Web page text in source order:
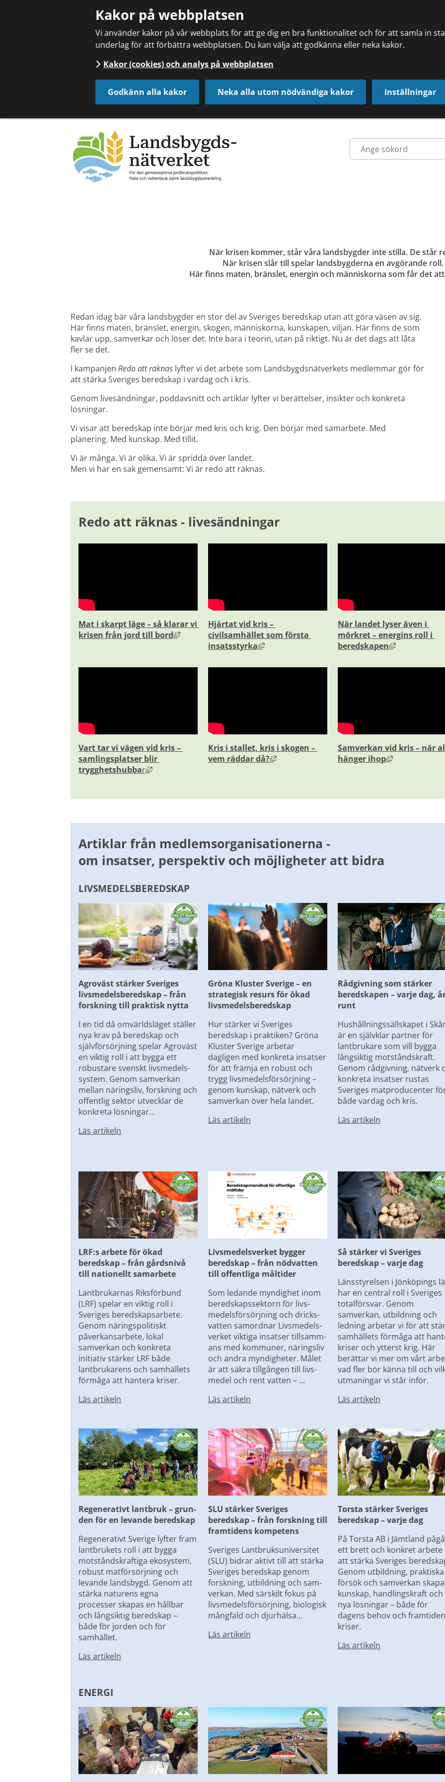
Kakor på webbplatsen
Vi använder kakor på vår webbplats för att ge dig en bra funktionalitet och för att samla in
underlag för att förbättra webbplatsen. Du kan välja att godkänna eller neka kakor.
Kakor (cookies) och analys på webbplatsen
Godkänn alla kakor Neka alla utom nödvändiga kakor Inställningar
När krisen kommer, står våra landsbygder inte stilla. De står
När krisen slår till spelar landsbygderna en avgörande roll.
Här finns maten, bränslet, energin och människorna som får det
Redan idag bär våra landsbygder en stor del av Sveriges beredskap utan att göra väsen av sig.
Här finns maten, bränslet, energin, skogen, människorna, kunskapen, viljan. Här finns de som
kavlar upp, samverkar och löser det. Inte bara i teorin, utan på riktigt. Nu är det dags att låta
fler se det.
I kampanjen Redo att räknas lyfter vi det arbete som Landsbygdsnätverkets medlemmar gör för
att stärka Sveriges beredskap i vardag och i kris.
Genom livesändningar, poddavsnitt och artiklar lyfter vi berättelser, insikter och konkreta
lösningar.
Vi visar att beredskap inte börjar med kris och krig. Den börjar med samarbete. Med
planering. Med kunskap. Med tillit.
Vi är många. Vi är olika. Vi är spridda över landet.
Men vi har en sak gemensamt: Vi är redo att räknas.
Redo att räknas - livesändningar
Mat i skarpt läge – så klarar vi
krisen från jord till bord
Länk till annan webbplats, öppnas i nytt fönster.
Hjärtat vid kris –
civilsamhället som första
insatsstyrka
Länk till annan webbplats, öppnas i nytt fönster.
När landet lyser även i
mörkret – energins roll i
beredskapen
Länk till
Vart tar vi vägen vid kris –
samlingsplatser blir
trygghetshubbar Länk till annan webbplats, öppnas i nytt fönster.
Kris i stallet, kris i skogen –
vem räddar då? Länk till annan webbplats, öppnas i nytt
Samverkan vid kris – när
hänger ihop Länk till
Artiklar från medlemsorganisationerna -
om insatser, perspektiv och möjligheter att bidra
LIVSMEDELSBEREDSKAP
Agroväst stärker Sveriges
livsmedelsberedskap – från
forskning till praktisk nytta
I en tid då omvärldsläget ställer
nya krav på beredskap och
självförsörjning spelar Agroväst
en viktig roll i att bygga ett
robustare svenskt livsmedels-
system. Genom samverkan
mellan näringsliv, forskning och
offentlig sektor utvecklar de
konkreta lösningar...
Läs artikeln
Gröna Kluster Sverige – en
strategisk resurs för ökad
livsmedelsberedskap
Hur stärker vi Sveriges
beredskap i praktiken? Gröna
Kluster Sverige arbetar
dagligen med konkreta insatser
för att främja en robust och
trygg livsmedelsförsörjning –
genom kunskap, nätverk och
samverkan över hela landet.
Läs artikeln
Rådgivning som stärker
beredskapen – varje dag,
runt
Hushållningssällskapet i
är en självklar partner för
lantbrukare som vill bygga
långsiktig motståndskraft.
Genom rådgivning, nätverk
konkreta insatser rustas
Sveriges matproducenter
både vardag och kris.
Läs artikeln
LRF:s arbete för ökad
beredskap – från gårdsnivå
till nationellt samarbete
Lantbrukarnas Riksförbund
(LRF) spelar en viktig roll i
Sveriges beredskapsarbete.
Genom näringspolitiskt
påverkansarbete, lokal
samverkan och konkreta
initiativ stärker LRF både
lantbrukarens och samhällets
förmåga att hantera kriser.
Läs artikeln
Livsmedelsverket bygger
beredskap – från nödvatten
till offentliga måltider
Som ledande myndighet inom
beredskapssektorn för livs-
medelsförsörjning och dricks-
vatten samordnar Livsmedels-
verket viktiga insatser tillsamm-
ans med kommuner, näringsliv
och andra myndigheter. Målet
är att säkra tillgången till livs-
medel och rent vatten – ...
Läs artikeln
Så stärker vi Sveriges
beredskap – varje dag
Länsstyrelsen i Jönköpings
har en central roll i Sveriges
totalförsvar. Genom
samverkan, utbildning och
ledning arbetar vi för att
samhällets förmåga att
kriser och ytterst krig. Här
berättar vi mer om vårt
vad fler bör känna till och
utmaningar vi står inför.
Läs artikeln
Regenerativt lantbruk – grun-
den för en levande beredskap
Regenerativt Sverige lyfter fram
lantbrukets roll i att bygga
motståndskraftiga ekosystem,
robust matförsörjning och
levande landsbygd. Genom att
stärka naturens egna
processer skapas en hållbar
och långsiktig beredskap –
både för jorden och för
samhället.
Läs artikeln
SLU stärker Sveriges
beredskap – från forskning till
framtidens kompetens
Sveriges Lantbruksuniversitet
(SLU) bidrar aktivt till att stärka
Sveriges beredskap genom
forskning, utbildning och sam-
verkan. Med särskilt fokus på
livsmedelsförsörjning, biologisk
mångfald och djurhälsa...
Läs artikeln
Torsta stärker Sveriges
beredskap – varje dag
På Torsta AB i Jämtland
ett brett och konkret arbete
att stärka Sveriges
Genom utbildning, praktiska
försök och samverkan
kunskap, handlingskraft och
nya lösningar – både för
dagens behov och
kriser.
Läs artikeln
ENERGI